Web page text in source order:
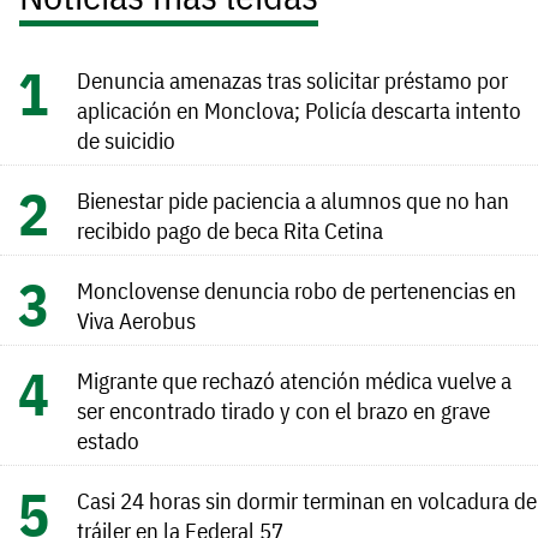
Denuncia amenazas tras solicitar préstamo por
aplicación en Monclova; Policía descarta intento
de suicidio
Bienestar pide paciencia a alumnos que no han
recibido pago de beca Rita Cetina
Monclovense denuncia robo de pertenencias en
Viva Aerobus
Migrante que rechazó atención médica vuelve a
ser encontrado tirado y con el brazo en grave
estado
Casi 24 horas sin dormir terminan en volcadura de
tráiler en la Federal 57